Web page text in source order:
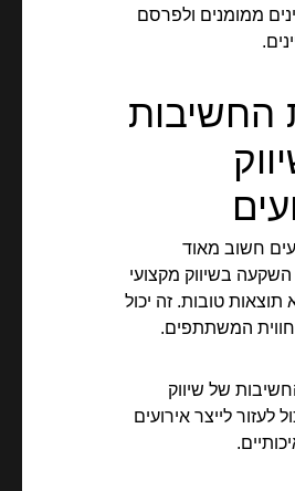
ממומנים ולפרסם
החשיבות
חשוב מאוד
בשיווק מקצועי
תוצאות טובות. זה יכול
המשתתפים.
של שיווק
לעזור לייצר אירועים